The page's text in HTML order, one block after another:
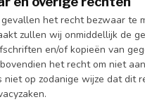
het recht bezwaar te
zullen wij onmiddellijk de
en/of kopieën van
het recht om niet
op zodanige wijze dat dit